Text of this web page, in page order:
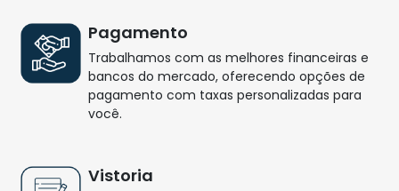
Pagamento
Trabalhamos com as melhores financeiras e
bancos do mercado, oferecendo opções de
pagamento com taxas personalizadas para
você.
Vistoria